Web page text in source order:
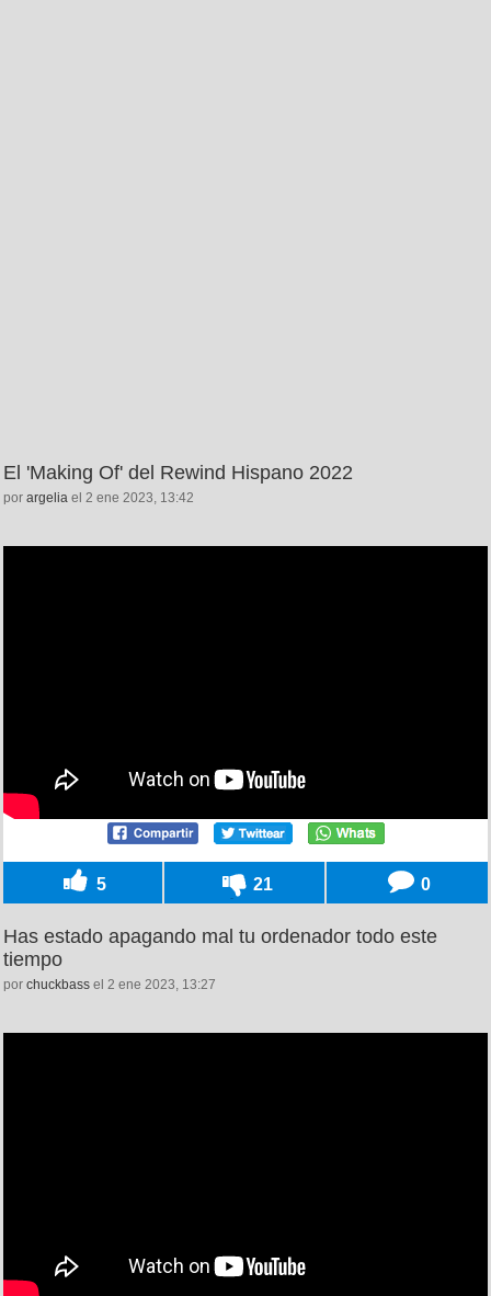
El 'Making Of' del Rewind Hispano 2022
por argelia el 2 ene 2023, 13:42
5 21 0
Has estado apagando mal tu ordenador todo este
tiempo
por chuckbass el 2 ene 2023, 13:27